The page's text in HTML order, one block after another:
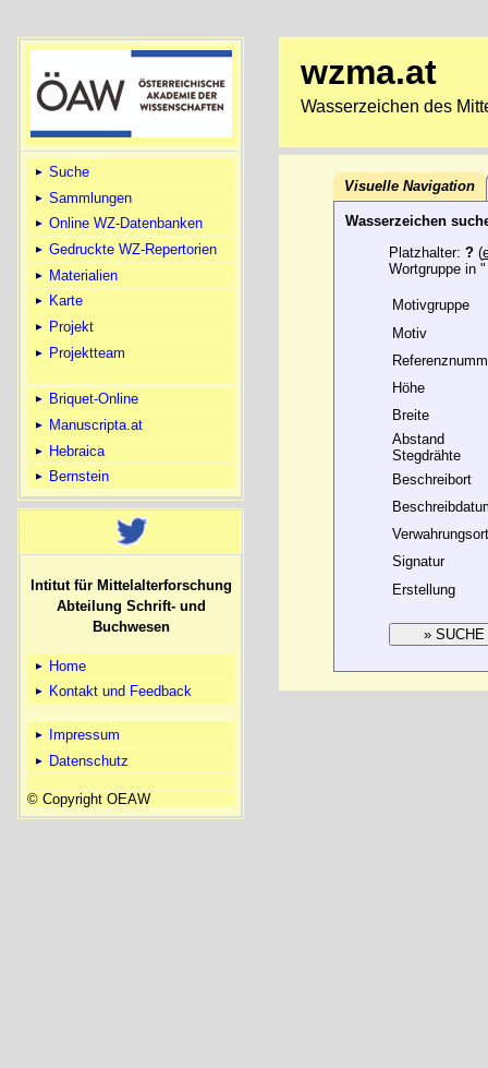
Suche
Sammlungen
Online WZ-Datenbanken
Gedruckte WZ-Repertorien
Materialien
Karte
Projekt
Projektteam
Briquet-Online
Manuscripta.at
Hebraica
Bernstein
Intitut für Mittelalterforschung
Abteilung Schrift- und
Buchwesen
Home
Kontakt und Feedback
Impressum
Datenschutz
© Copyright OEAW
wzma.at
Wasserzeichen des
Visuelle Navigation
Wasserzeichen
Platzhalter: ?(
Wortgruppe in
Motivgruppe
Motiv
Höhe
Breite
Abstand
Stegdrähte
Beschreibort
Verwahrungsort
Signatur
Erstellung